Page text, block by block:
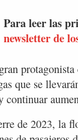
Para leer las
newsletter de
que se
continuar
de 2023, la